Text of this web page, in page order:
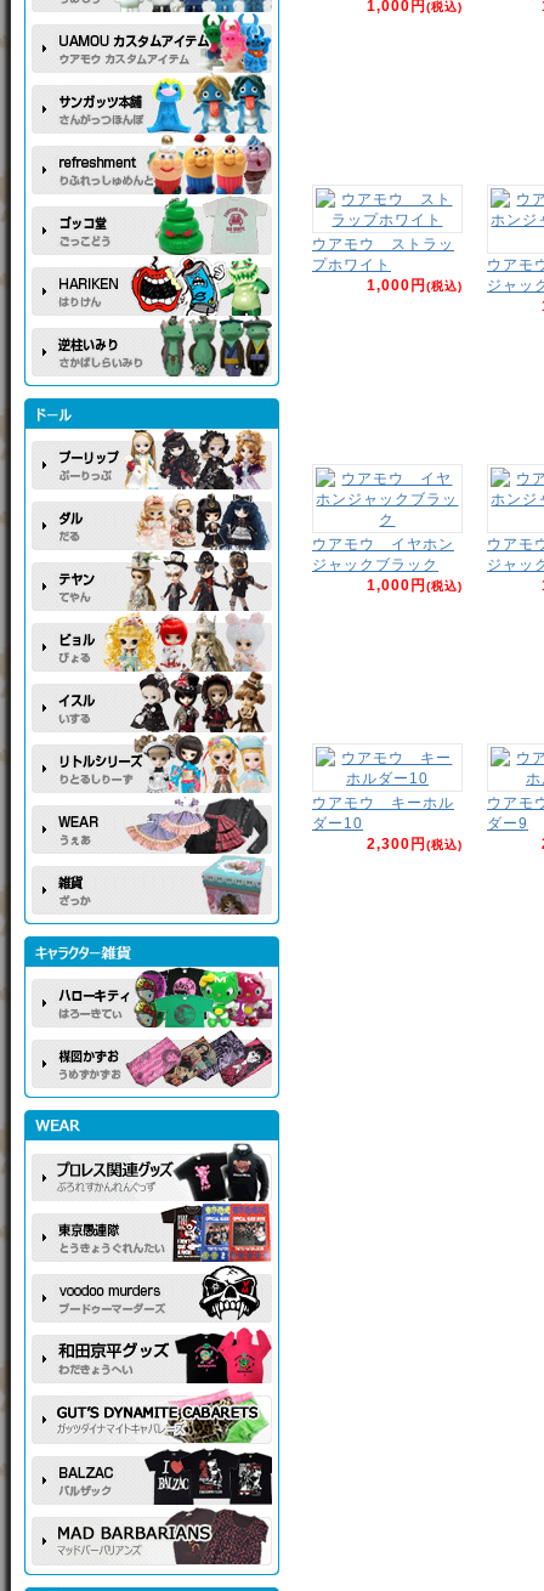
1,000円(税込)
ウアモウ ストラッ
プホワイト
1,000円(税込)
ウアモ
ジャッ
ウアモウ イヤホン
ジャックブラック
1,000円(税込)
ウアモ
ジャッ
ウアモウ キーホル
ダー10
2,300円(税込)
ウアモ
ダー9